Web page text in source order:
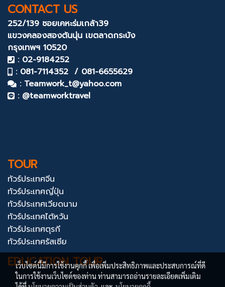
CONTACT US
252/139 ซอยเคหะร่มเกล้า39
แขวงคลองสองต้นนุ่น เขตลาดกระบัง
กรุงเทพฯ 10520
: 02-9184252
: 081-7114352 / 081-6655629
: Teamwork_t@yahoo.com
: @teamworktravel
TOUR
ทัวร์ประเทศจีน
ทัวร์ประเทศญี่ปุ่น
ทัวร์ประเทศเวียดนาม
ทัวร์ประเทศไต้หวัน
ทัวร์ประเทศตุรกี
ทัวร์ประเทศรัสเซีย
EDUCATION TOUR
เว็บไซต์นี้มีการใช้งานคุกกี้ เพื่อเพิ่มประสิทธิภาพและประสบการณ์ที่ดี
ในการใช้งานเว็บไซต์ของท่าน ท่านสามารถอ่านรายละเอียดเพิ่มเติม